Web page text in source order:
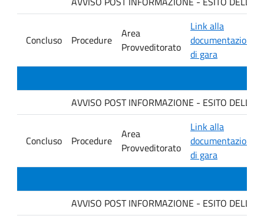
Concluso Procedure
Area
Provveditorato
Link alla
documentazione
di gara
AVVISO POST INFORMAZIONE - ESITO
Concluso Procedure
Area
Provveditorato
Link alla
documentazione
di gara
AVVISO POST INFORMAZIONE - ESITO